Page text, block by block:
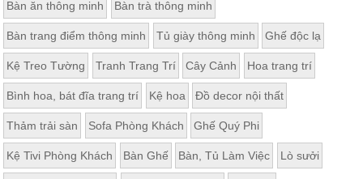
Nội
Thất
Ban
Công,
Vườn
Bàn
ghế
ban
xích
đu,
Bàn ăn thông minh Bàn trà thông minh
Bàn trang điểm thông minh Tủ giày thông minh Ghế độc lạ
Kệ Treo Tường Tranh Trang Trí Cây Cảnh Hoa trang trí
Bình hoa, bát đĩa trang trí Kệ hoa Đồ decor nội thất
Thảm trải sàn Sofa Phòng Khách Ghế Quý Phi
Kệ Tivi Phòng Khách Bàn Ghế Bàn, Tủ Làm Việc Lò sưởi